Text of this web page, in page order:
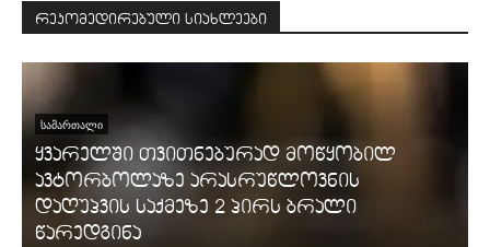
რეკომედირებული სიახლეები
ᲡᲐᲛᲐᲠᲗᲐᲚᲘ
ყვარელში თვითნებურად მოწყობილ
ავტორბოლაზე არასრუწლოვნის
დაღუპვის საქმეზე 2 პირს ბრალი
წარედგინა